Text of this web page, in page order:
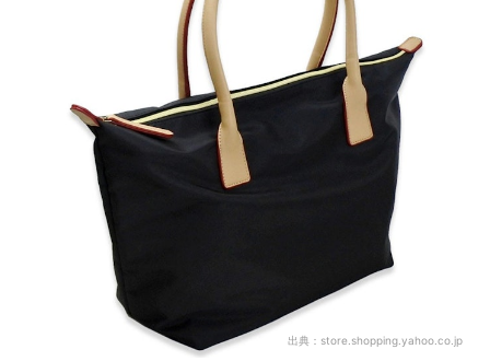
出典： store.shopping.yahoo.co.jp